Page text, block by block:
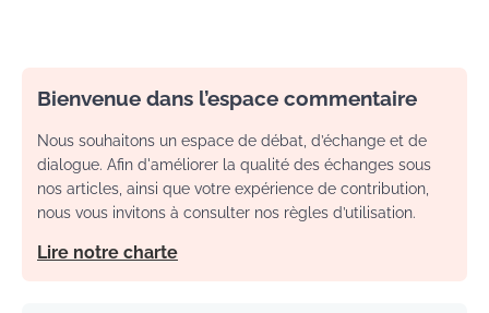
Bienvenue dans l’espace commentaire
Nous souhaitons un espace de débat, d’échange et de
dialogue. Afin d'améliorer la qualité des échanges sous
nos articles, ainsi que votre expérience de contribution,
nous vous invitons à consulter nos règles d’utilisation.
Lire notre charte